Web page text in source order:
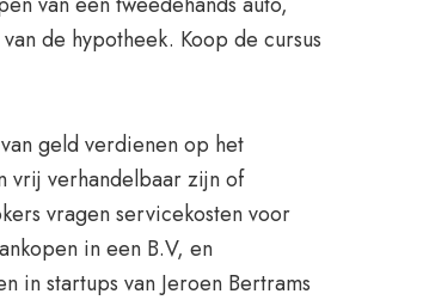
de hypotheek. Koop de cursus
geld verdienen op het
vrij verhandelbaar zijn of
vragen servicekosten voor
in een B.V, en
in startups van Jeroen Bertrams